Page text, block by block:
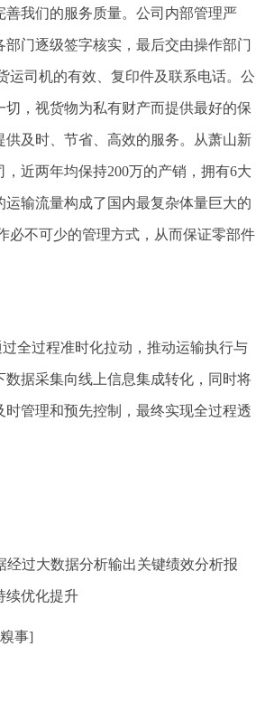
我们的服务质量。公司内部管理严
门逐级签字核实，最后交由操作部门
运司机的有效、复印件及联系电话。公
，视货物为私有财产而提供最好的保
及时、节省、高效的服务。从萧山新
近两年均保持200万的产销，拥有6大
输流量构成了国内最复杂体量巨大的
必不可少的管理方式，从而保证零部件
全过程准时化拉动，推动运输执行与
据采集向线上信息集成转化，同时将
管理和预先控制，最终实现全过程透
过大数据分析输出关键绩效分析报
续优化提升
事]